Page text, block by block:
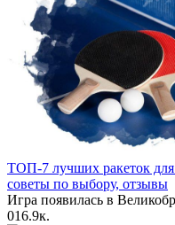
ТОП-7 лучших ракеток для
советы по выбору, отзывы
Игра появилась в
016.9к.